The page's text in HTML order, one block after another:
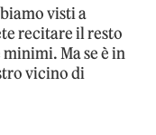
visti a
recitare il resto
Ma se è in
vicino di